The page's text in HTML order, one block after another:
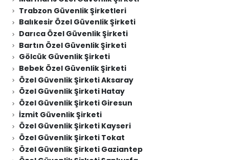
Trabzon Güvenlik Şirketleri
Balıkesir Özel Güvenlik Şirketi
Darıca Özel Güvenlik Şirketi
Bartın Özel Güvenlik Şirketi
Gölcük Güvenlik Şirketi
Bebek Özel Güvenlik Şirketi
Özel Güvenlik Şirketi Aksaray
Özel Güvenlik Şirketi Hatay
Özel Güvenlik Şirketi Giresun
İzmit Güvenlik Şirketi
Özel Güvenlik Şirketi Kayseri
Özel Güvenlik Şirketi Tokat
Özel Güvenlik Şirketi Gaziantep